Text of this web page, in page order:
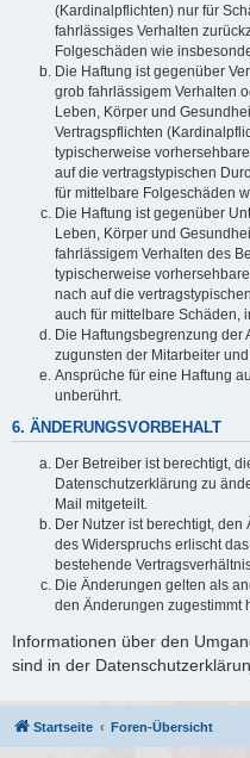
(Kardinalpflichten) nur für
fahrlässiges Verhalten
Folgeschäden wie
Die Haftung ist gegenüber
grob fahrlässigem Verhalten
Leben, Körper und
Vertragspflichten
typischerweise
auf die vertragstypischen
für mittelbare Folgeschäden
Die Haftung ist gegenüber
Leben, Körper und
fahrlässigem Verhalten des
typischerweise
nach auf die
auch für mittelbare Schäden,
Die Haftungsbegrenzung der
zugunsten der Mitarbeiter
Ansprüche für eine Haftung
unberührt.
6. ÄNDERUNGSVORBEHALT
Der Betreiber ist berechtigt,
Datenschutzerklärung zu
Mail mitgeteilt.
Der Nutzer ist berechtigt,
des Widerspruchs erlischt
bestehende
Die Änderungen gelten als
den Änderungen zugestimmt
Informationen über den
sind in der
Startseite Foren-Übersicht